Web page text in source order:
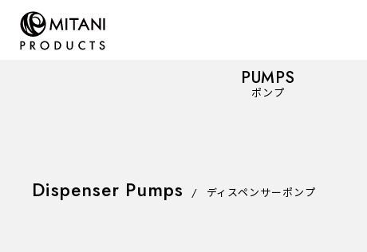
PUMPS ポンプ
PUMPS
ポンプ
Dispenser Pumps / ディスペンサーポンプ